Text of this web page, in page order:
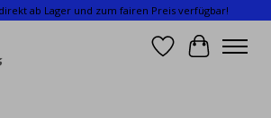
ab Lager und zum fairen Preis verfügbar!
Wunschzettel
Ihr